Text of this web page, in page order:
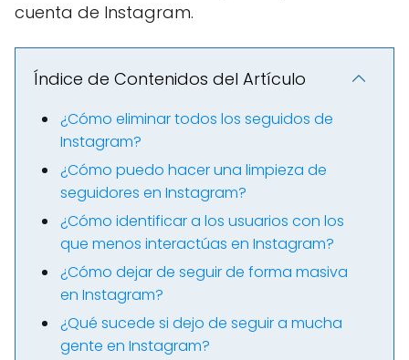
cuenta de Instagram.
Índice de Contenidos del Artículo
¿Cómo eliminar todos los seguidos de
Instagram?
¿Cómo puedo hacer una limpieza de
seguidores en Instagram?
¿Cómo identificar a los usuarios con los
que menos interactúas en Instagram?
¿Cómo dejar de seguir de forma masiva
en Instagram?
¿Qué sucede si dejo de seguir a mucha
gente en Instagram?